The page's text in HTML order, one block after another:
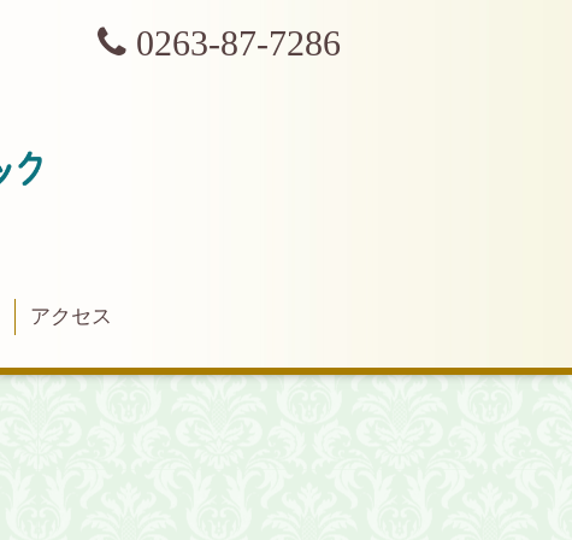
0263-87-7286
アクセス